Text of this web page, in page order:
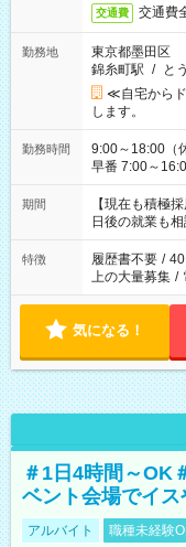
交通費 交通費
勤務地
東京都墨田区
錦糸町駅 / と
≪自宅から
します。
勤務時間
9:00～18:00（休憩60分） ■ご希望が
早番 7:00～16:00 遅番
い」 「余裕を
たくない」 など、
の方へ 今ご覧
の勤務時間。
期間
【現在も積極
日後の就業も相
特徴 履歴書不要 /
上の大量募集 /
気になる！
＃1日4時間～OK
ベント会場でイ
アルバイト 職種未経験